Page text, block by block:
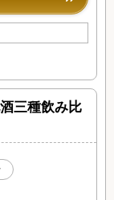
三種飲み比